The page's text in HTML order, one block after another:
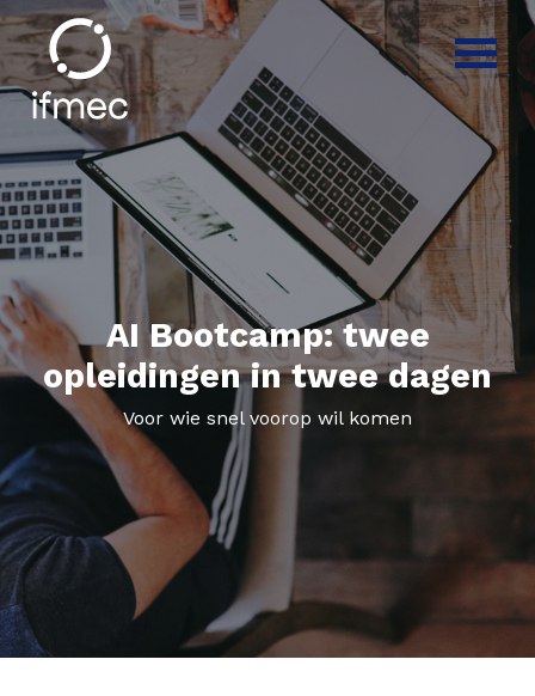
AI Bootcamp: twee
opleidingen in twee dagen
Voor wie snel voorop wil komen